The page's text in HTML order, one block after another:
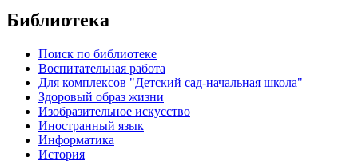
Библиотека
Поиск по библиотеке
Воспитательная работа
Для комплексов "Детский сад-начальная школа"
Здоровый образ жизни
Изобразительное искусство
Иностранный язык
Информатика
История